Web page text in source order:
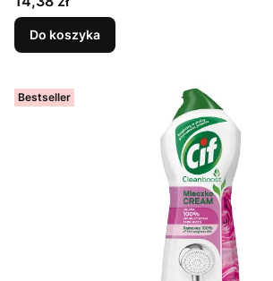
Do koszyka
Bestseller